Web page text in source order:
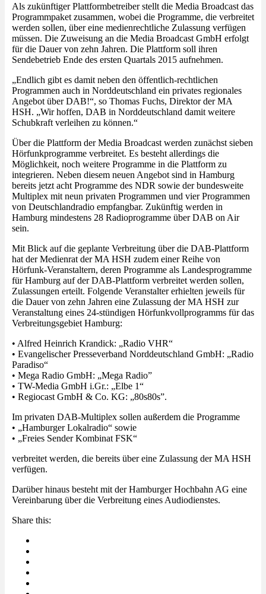
Als zukünftiger Plattformbetreiber stellt die Media Broadcast das
Programmpaket zusammen, wobei die Programme, die verbreitet
werden sollen, über eine medienrechtliche Zulassung verfügen
müssen. Die Zuweisung an die Media Broadcast GmbH erfolgt
für die Dauer von zehn Jahren. Die Plattform soll ihren
Sendebetrieb Ende des ersten Quartals 2015 aufnehmen.
„Endlich gibt es damit neben den öffentlich-rechtlichen
Programmen auch in Norddeutschland ein privates regionales
Angebot über DAB!“, so Thomas Fuchs, Direktor der MA
HSH. „Wir hoffen, DAB in Norddeutschland damit weitere
Schubkraft verleihen zu können.“
Über die Plattform der Media Broadcast werden zunächst sieben
Hörfunkprogramme verbreitet. Es besteht allerdings die
Möglichkeit, noch weitere Programme in die Plattform zu
integrieren. Neben diesem neuen Angebot sind in Hamburg
bereits jetzt acht Programme des NDR sowie der bundesweite
Multiplex mit neun privaten Programmen und vier Programmen
von Deutschlandradio empfangbar. Zukünftig werden in
Hamburg mindestens 28 Radioprogramme über DAB on Air
sein.
Mit Blick auf die geplante Verbreitung über die DAB-Plattform
hat der Medienrat der MA HSH zudem einer Reihe von
Hörfunk-Veranstaltern, deren Programme als Landesprogramme
für Hamburg auf der DAB-Plattform verbreitet werden sollen,
Zulassungen erteilt. Folgende Veranstalter erhielten jeweils für
die Dauer von zehn Jahren eine Zulassung der MA HSH zur
Veranstaltung eines 24-stündigen Hörfunkvollprogramms für das
Verbreitungsgebiet Hamburg:
• Alfred Heinrich Krandick: „Radio VHR“
• Evangelischer Presseverband Norddeutschland GmbH: „Radio
Paradiso“
• Mega Radio GmbH: „Mega Radio”
• TW-Media GmbH i.Gr.: „Elbe 1“
• Regiocast GmbH & Co. KG: „80s80s”.
Im privaten DAB-Multiplex sollen außerdem die Programme
• „Hamburger Lokalradio“ sowie
• „Freies Sender Kombinat FSK“
verbreitet werden, die bereits über eine Zulassung der MA HSH
verfügen.
Darüber hinaus besteht mit der Hamburger Hochbahn AG eine
Vereinbarung über die Verbreitung eines Audiodienstes.
Share this: